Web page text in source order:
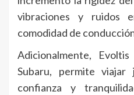
vibraciones y ruidos
comodidad de
Adicionalmente,
Subaru, permite
confianza y